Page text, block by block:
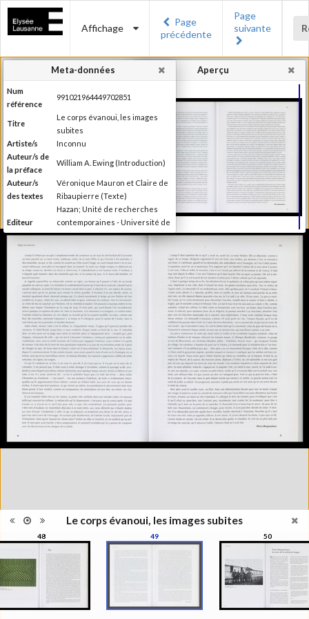
Affichage
Page
précédente
Page
suivante
Le corps évanoui, les images subites
48 49 50
Aperçu
Meta-données
Num
référence
991021964449702851
Titre
Le corps évanoui, les images
subites
Artiste/s
Inconnu
Auteur/s de
la préface
William A. Ewing (Introduction)
Auteur/s
des textes
Véronique Mauron et Claire de
Ribaupierre (Texte)
Editeur
Hazan; Unité de recherches
contemporaines - Université de
Lausanne; Musée de l'Elysée
Lieu
d'édition
Paris; Lausanne
Date
d'édition
1999
Information
édition
Publié à l'occasion de
l'exposition : "Le corps évanoui,
les images subites", Musée de
l'Elysée, Lausanne, 1999
Catégorie
Histoire et Géographie des
beaux-arts et arts décoratifs
Type de
reliure
Broché
Information
images
Couleur, Noir & Blanc
pages